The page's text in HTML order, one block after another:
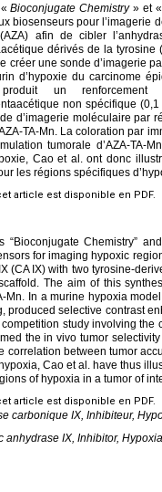
«Bioconjugate Chemistry» et «
biosenseurs pour l’imagerie
(AZA) afin de cibler
dérivés de la tyrosine
créer une sonde d’imagerie
d’hypoxie du carcinome
un
non spécifique (0,1
d’imagerie moléculaire par
TA-Mn. La coloration par
tumorale d’AZA-TA-
Cao et al. ont donc
les régions spécifiques
article est disponible en PDF.
“Bioconjugate Chemistry”
for imaging hypoxic
(CA IX) with two tyrosine-
The aim of this
Mn. In a murine hypoxia
produced selective contrast
competition study involving
the in vivo tumor
correlation between tumor
Cao et al. have thus
of hypoxia in a tumor of
article est disponible en PDF.
carbonique IX, Inhibiteur,
anhydrase IX, Inhibitor,